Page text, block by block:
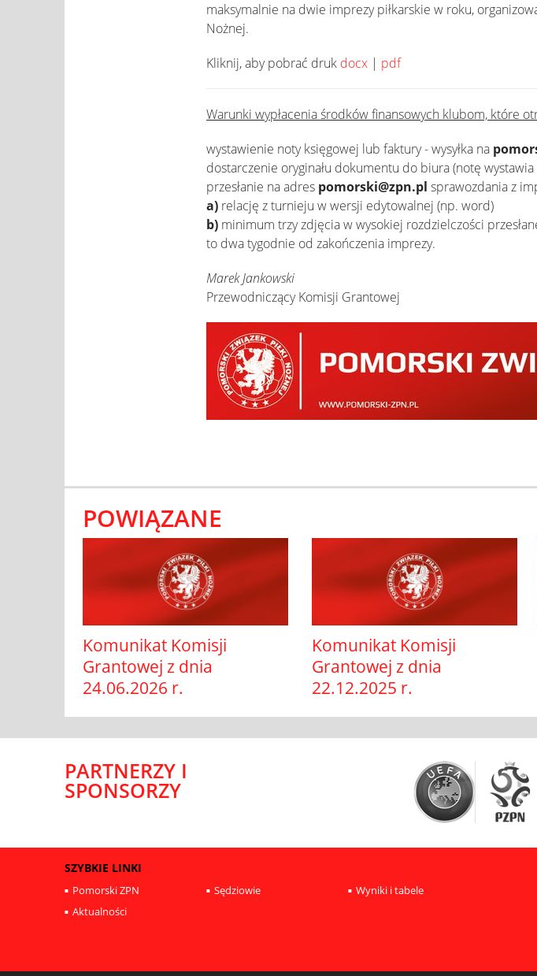
maksymalnie na dwie imprezy piłkarskie w roku,
Nożnej.
Kliknij, aby pobrać druk docx | pdf
Warunki wypłacenia środków finansowych klubom, które
wystawienie noty księgowej lub faktury - wysyłka na
dostarczenie oryginału dokumentu do biura (notę wystawia
przesłanie na adres pomorski@zpn.pl sprawozdania z
a) relację z turnieju w wersji edytowalnej (np. word)
b) minimum trzy zdjęcia w wysokiej rozdzielczości
to dwa tygodnie od zakończenia imprezy.
Marek Jankowski
Przewodniczący Komisji Grantowej
POWIĄZANE
Komunikat Komisji
Grantowej z dnia
24.06.2026 r.
Komunikat Komisji
Grantowej z dnia
22.12.2025 r.
PARTNERZY I
SPONSORZY
SZYBKIE LINKI
Pomorski ZPN Sędziowie
Wyniki i tabele
Aktualności